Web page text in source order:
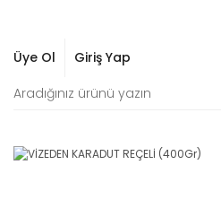
Üye Ol Giriş Yap